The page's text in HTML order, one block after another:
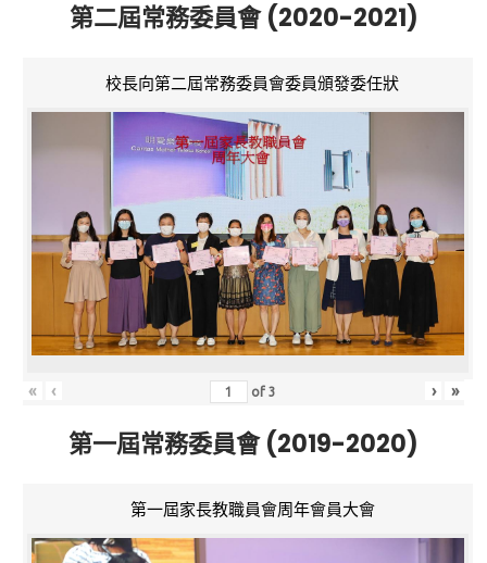
第二屆常務委員會 (2020-2021)
校長向第二屆常務委員會委員頒發委任狀
« ‹ of3 › »
第一屆常務委員會 (2019-2020)
第一屆家長教職員會周年會員大會